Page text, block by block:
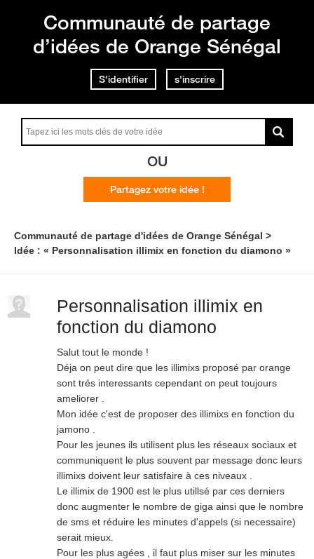
Communauté de partage
d’idées de Orange Sénégal
S'identifier s'inscrire
OU
Partagez votre idée !
Communauté de partage d'idées de Orange Sénégal
Idée : « Personnalisation illimix en fonction du diamono »
Personnalisation illimix en
fonction du diamono
Salut tout le monde !
Déja on peut dire que les illimixs proposé par orange
sont trés interessants cependant on peut toujours
ameliorer .
Mon idée c'est de proposer des illimixs en fonction du
jamono .
Pour les jeunes ils utilisent plus les réseaux sociaux et
communiquent le plus souvent par message donc leurs
illimixs doivent leur satisfaire à ces niveaux .
Le illimix de 1900 est le plus utillsé par ces derniers
donc augmenter le nombre de giga ainsi que le nombre
de sms et réduire les minutes d'appels (si necessaire)
serait mieux.
Pour les plus agées , il faut plus miser sur les minutes